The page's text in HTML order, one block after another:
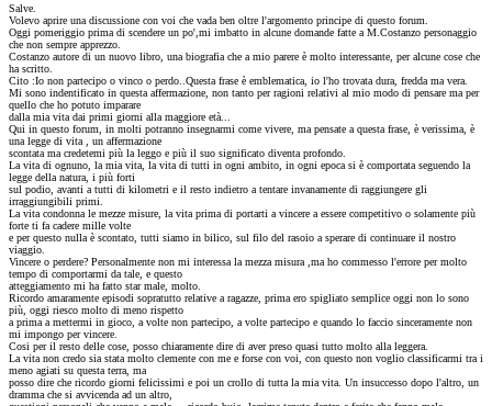
Salve.
Volevo aprire una discussione con voi che vada ben oltre l'argomento principe di questo forum.
Oggi pomeriggio prima di scendere un po',mi imbatto in alcune domande fatte a M.Costanzo personaggio
che non sempre apprezzo.
Costanzo autore di un nuovo libro, una biografia che a mio parere è molto interessante, per alcune cose che
ha scritto.
Cito :Io non partecipo o vinco o perdo..Questa frase è emblematica, io l'ho trovata dura, fredda ma vera.
Mi sono indentificato in questa affermazione, non tanto per ragioni relativi al mio modo di pensare ma per
quello che ho potuto imparare
dalla mia vita dai primi giorni alla maggiore età...
Qui in questo forum, in molti potranno insegnarmi come vivere, ma pensate a questa frase, è verissima, è
una legge di vita , un affermazione
scontata ma credetemi più la leggo e più il suo significato diventa profondo.
La vita di ognuno, la mia vita, la vita di tutti in ogni ambito, in ogni epoca si è comportata seguendo la
legge della natura, i più forti
sul podio, avanti a tutti di kilometri e il resto indietro a tentare invanamente di raggiungere gli
irraggiungibili primi.
La vita condonna le mezze misure, la vita prima di portarti a vincere a essere competitivo o solamente più
forte ti fa cadere mille volte
e per questo nulla è scontato, tutti siamo in bilico, sul filo del rasoio a sperare di continuare il nostro
viaggio.
Vincere o perdere? Personalmente non mi interessa la mezza misura ,ma ho commesso l'errore per molto
tempo di comportarmi da tale, e questo
atteggiamento mi ha fatto star male, molto.
Ricordo amaramente episodi sopratutto relative a ragazze, prima ero spigliato semplice oggi non lo sono
più, oggi riesco molto di meno rispetto
a prima a mettermi in gioco, a volte non partecipo, a volte partecipo e quando lo faccio sinceramente non
mi impongo per vincere.
Cosi per il resto delle cose, posso chiaramente dire di aver preso quasi tutto molto alla leggera.
La vita non credo sia stata molto clemente con me e forse con voi, con questo non voglio classificarmi tra i
meno agiati su questa terra, ma
posso dire che ricordo giorni felicissimi e poi un crollo di tutta la mia vita. Un insuccesso dopo l'altro, un
dramma che si avvicenda ad un altro,